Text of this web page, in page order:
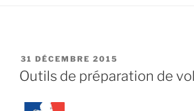
PUBLIÉ
LE
31 DÉCEMBRE 2015
Outils de préparation de vol